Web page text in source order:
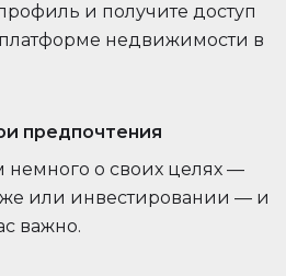
и получите доступ
недвижимости в
предпочтения
немного о своих целях —
или инвестировании — и
важно.